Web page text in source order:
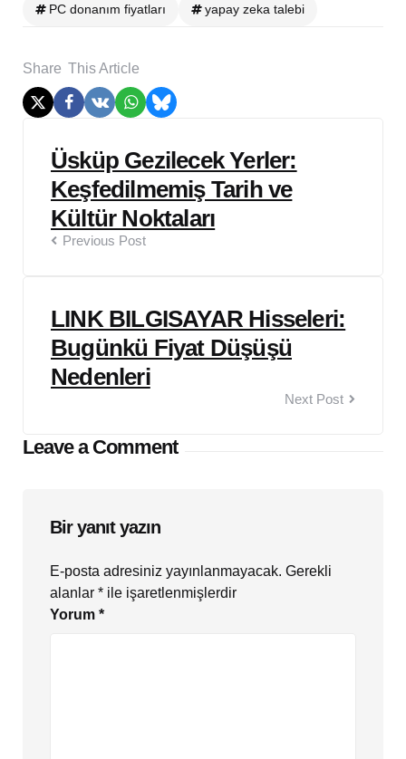
PC donanım fiyatları yapay zeka talebi
Share This Article
navigation
Üsküp Gezilecek Yerler:
Keşfedilmemiş Tarih ve
Kültür Noktaları
Previous Post
LINK BILGISAYAR Hisseleri:
Bugünkü Fiyat Düşüşü
Nedenleri
Next Post
Leave a Comment
Bir yanıt yazın
E-posta adresiniz yayınlanmayacak. Gerekli
alanlar * ile işaretlenmişlerdir
Yorum *